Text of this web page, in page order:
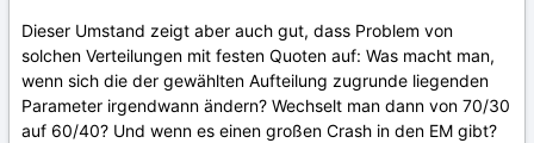
Dieser Umstand zeigt aber auch gut, dass Problem von
solchen Verteilungen mit festen Quoten auf: Was macht man,
wenn sich die der gewählten Aufteilung zugrunde liegenden
Parameter irgendwann ändern? Wechselt man dann von 70/30
auf 60/40? Und wenn es einen großen Crash in den EM gibt?